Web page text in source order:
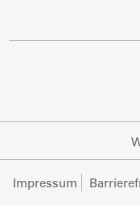
Impressum